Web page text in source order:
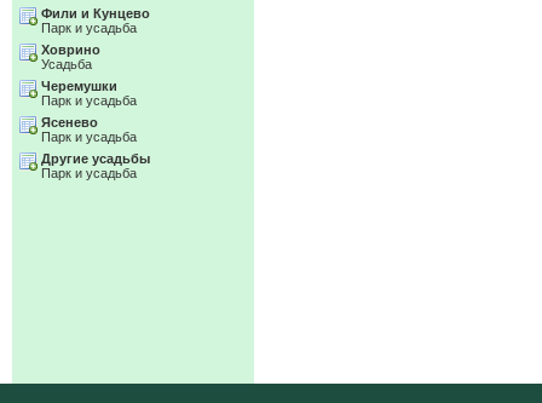
Фили и Кунцево
Парк и усадьба
Ховрино
Усадьба
Черемушки
Парк и усадьба
Ясенево
Парк и усадьба
Другие усадьбы
Парк и усадьба